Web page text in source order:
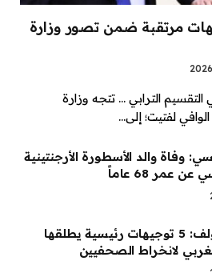
الترابي: 4 جهات مرتقبة ضمن تصور وزارة
الترابي … تتجه وزارة
لفتيت؛ إلى…
وفاة والد الأسطورة الأرجنتينية
عمر 68 عاماً
حقوق المؤلف: 5 توجيهات رئيسية يطلقها
لانخراط الصحفيين